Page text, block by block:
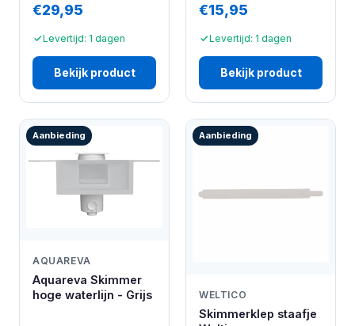
€29,95
Levertijd: 1 dagen
Bekijk product
€15,95
Levertijd: 1 dagen
Bekijk product
Aanbieding
AQUAREVA
Aquareva Skimmer
hoge waterlijn - Grijs
Aanbieding
WELTICO
Skimmerklep staafje